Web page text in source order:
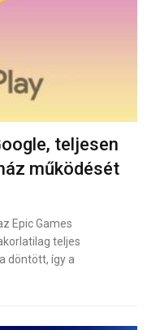
teljesen
működését
Epic Games
teljes
döntött, így a